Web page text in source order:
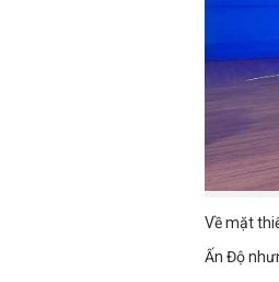
Về mặt
Ấn Độ